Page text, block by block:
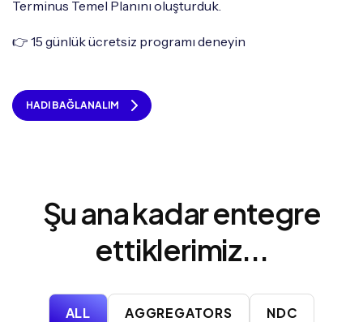
Terminus Temel Planını oluşturduk.
👉 15 günlük ücretsiz programı deneyin
HADI BAĞLANALIM
Şu ana kadar entegre
ettiklerimiz...
ALL AGGREGATORS NDC